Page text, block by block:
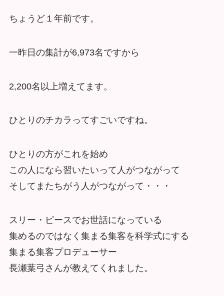
ちょうど１年前です。
一昨日の集計が6,973名ですから
2,200名以上増えてます。
ひとりのチカラってすごいですね。
ひとりの方がこれを始め
この人になら習いたいって人がつながって
そしてまたちがう人がつながって・・・
スリー・ピースでお世話になっている
集めるのではなく集まる集客を科学式にする
集まる集客プロデューサー
長瀬葉弓さんが教えてくれました。